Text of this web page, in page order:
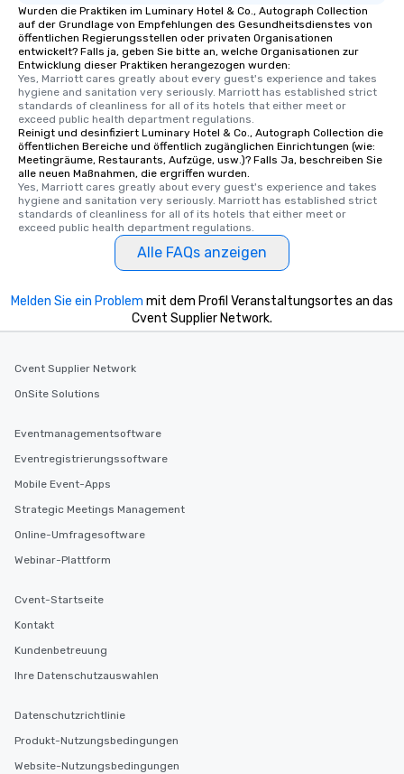
Wurden die Praktiken im Luminary Hotel & Co., Autograph Collection
auf der Grundlage von Empfehlungen des Gesundheitsdienstes von
öffentlichen Regierungsstellen oder privaten Organisationen
entwickelt? Falls ja, geben Sie bitte an, welche Organisationen zur
Entwicklung dieser Praktiken herangezogen wurden:
Yes, Marriott cares greatly about every guest's experience and takes
hygiene and sanitation very seriously. Marriott has established strict
standards of cleanliness for all of its hotels that either meet or
exceed public health department regulations.
Reinigt und desinfiziert Luminary Hotel & Co., Autograph Collection die
öffentlichen Bereiche und öffentlich zugänglichen Einrichtungen (wie:
Meetingräume, Restaurants, Aufzüge, usw.)? Falls Ja, beschreiben Sie
alle neuen Maßnahmen, die ergriffen wurden.
Yes, Marriott cares greatly about every guest's experience and takes
hygiene and sanitation very seriously. Marriott has established strict
standards of cleanliness for all of its hotels that either meet or
exceed public health department regulations.
Alle FAQs anzeigen
Melden Sie ein Problem mit dem Profil Veranstaltungsortes an das
Cvent Supplier Network.
Cvent Supplier Network
OnSite Solutions
Eventmanagementsoftware
Eventregistrierungssoftware
Mobile Event-Apps
Strategic Meetings Management
Online-Umfragesoftware
Webinar-Plattform
Cvent-Startseite
Kontakt
Kundenbetreuung
Ihre Datenschutzauswahlen
Datenschutzrichtlinie
Produkt-Nutzungsbedingungen
Website-Nutzungsbedingungen